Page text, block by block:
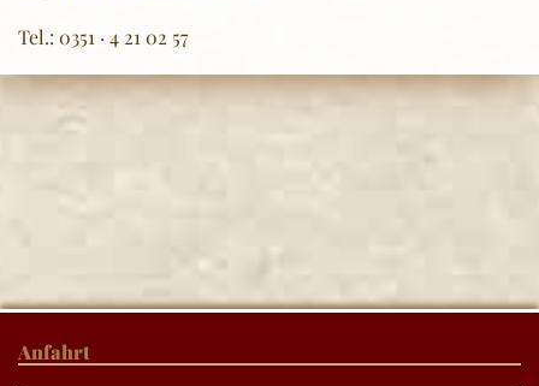
Tel.: 0351 · 4 21 02 57
Anfahrt